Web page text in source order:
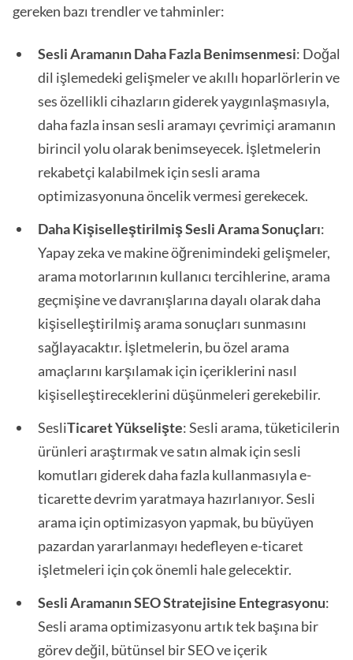
gereken bazı trendler ve tahminler:
Sesli Aramanın Daha Fazla Benimsenmesi: Doğal
dil işlemedeki gelişmeler ve akıllı hoparlörlerin ve
ses özellikli cihazların giderek yaygınlaşmasıyla,
daha fazla insan sesli aramayı çevrimiçi aramanın
birincil yolu olarak benimseyecek. İşletmelerin
rekabetçi kalabilmek için sesli arama
optimizasyonuna öncelik vermesi gerekecek.
Daha Kişiselleştirilmiş Sesli Arama Sonuçları:
Yapay zeka ve makine öğrenimindeki gelişmeler,
arama motorlarının kullanıcı tercihlerine, arama
geçmişine ve davranışlarına dayalı olarak daha
kişiselleştirilmiş arama sonuçları sunmasını
sağlayacaktır. İşletmelerin, bu özel arama
amaçlarını karşılamak için içeriklerini nasıl
kişiselleştireceklerini düşünmeleri gerekebilir.
SesliTicaret Yükselişte: Sesli arama, tüketicilerin
ürünleri araştırmak ve satın almak için sesli
komutları giderek daha fazla kullanmasıyla e-
ticarette devrim yaratmaya hazırlanıyor. Sesli
arama için optimizasyon yapmak, bu büyüyen
pazardan yararlanmayı hedefleyen e-ticaret
işletmeleri için çok önemli hale gelecektir.
Sesli Aramanın SEO Stratejisine Entegrasyonu:
Sesli arama optimizasyonu artık tek başına bir
görev değil, bütünsel bir SEO ve içerik